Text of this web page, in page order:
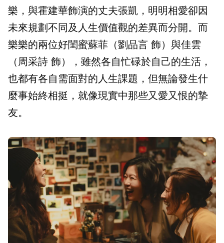
樂，與霍建華飾演的丈夫張凱，明明相愛卻因
未來規劃不同及人生價值觀的差異而分開。而
樂樂的兩位好閨蜜蘇菲（劉品言 飾）與佳雲
（周采詩 飾），雖然各自忙碌於自己的生活，
也都有各自需面對的人生課題，但無論發生什
麼事始終相挺，就像現實中那些又愛又恨的摯
友。